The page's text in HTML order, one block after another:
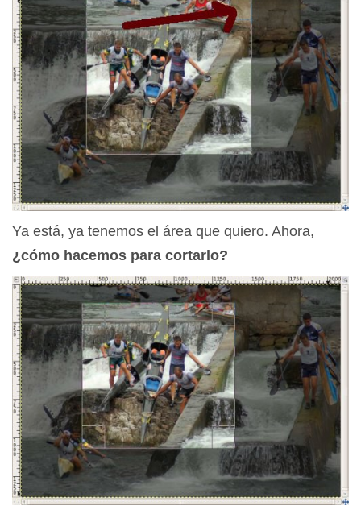
Ya está, ya tenemos el área que quiero. Ahora,
¿cómo hacemos para cortarlo?